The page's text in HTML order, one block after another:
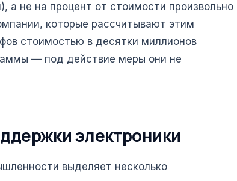
а не на процент от стоимости произвольно
которые рассчитывают этим
стоимостью в десятки миллионов
— под действие меры они не
электроники
выделяет несколько